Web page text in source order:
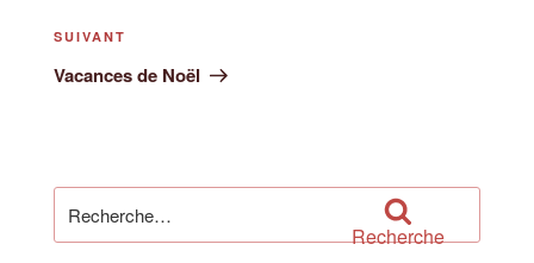
Article
suivant
SUIVANT
Vacances de Noël
pour
Recherche